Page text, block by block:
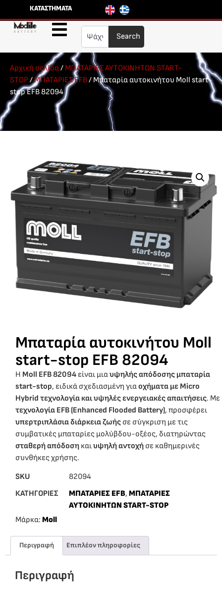
ΚΑΤΑΣΤΗΜΑΤΑ
Search
Αρχική σελίδα/ ΜΠΑΤΑΡΙΕΣ ΑΥΤΟΚΙΝΗΤΩΝ START-
STOP /ΜΠΑΤΑΡΙΕΣ EFB/ Μπαταρία αυτοκινήτου Moll start-
stop EFB 82094
Μπαταρία αυτοκινήτου Moll
start-stop EFB 82094
Η Moll EFB 82094 είναι μιαυψηλής απόδοσης μπαταρία
start-stop, ειδικά σχεδιασμένη γιαοχήματα με Micro
Hybrid τεχνολογία και υψηλές ενεργειακές απαιτήσεις. Με
τεχνολογία EFB (Enhanced Flooded Battery), προσφέρει
υπερτριπλάσια διάρκεια ζωής σε σύγκριση με τις
συμβατικές μπαταρίες μολύβδου-οξέος, διατηρώντας
σταθερή απόδοση καιυψηλή αντοχή σε καθημερινές
συνθήκες χρήσης.
SKU
82094
ΚΑΤΗΓΟΡΙΕΣ
ΜΠΑΤΑΡΙΕΣ EFB, ΜΠΑΤΑΡΙΕΣ
ΑΥΤΟΚΙΝΗΤΩΝ START-STOP
Μάρκα: Moll
Περιγραφή Επιπλέον πληροφορίες
Περιγραφή